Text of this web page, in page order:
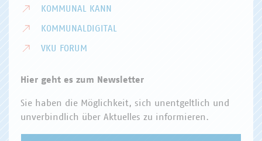
KOMMUNAL KANN
KOMMUNALDIGITAL
VKU FORUM
Hier geht es zum Newsletter
Sie haben die Möglichkeit, sich unentgeltlich und
unverbindlich über Aktuelles zu informieren.